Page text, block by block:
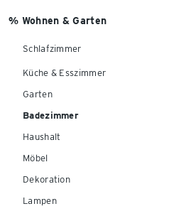
% Wohnen & Garten
Schlafzimmer
Küche & Esszimmer
Garten
Badezimmer
Haushalt
Möbel
Dekoration
Lampen